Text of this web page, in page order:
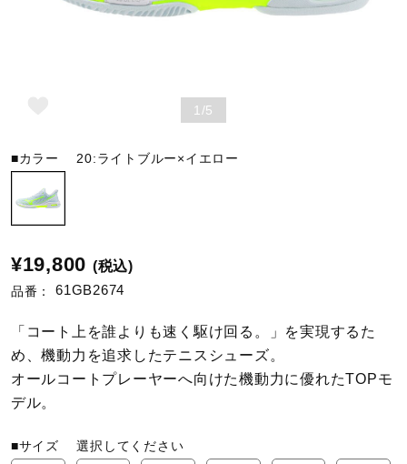
スイム
テニス／ソフトテニス
陸上競技
卓球
1/5
■カラー20:ライトブルー×イエロー
¥19,800 (税込)
品番： 61GB2674
「コート上を誰よりも速く駆け回る。」を実現するた
め、機動力を追求したテニスシューズ。
オールコートプレーヤーへ向けた機動力に優れたTOPモ
デル。
■サイズ選択してください